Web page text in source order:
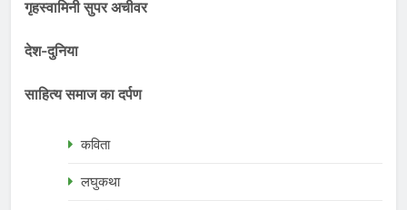
गृहस्वामिनी सुपर अचीवर
देश-दुनिया
साहित्य समाज का दर्पण
कविता
लघुकथा